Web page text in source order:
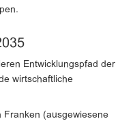
Entwicklungspfad der
wirtschaftliche
Franken (ausgewiesene